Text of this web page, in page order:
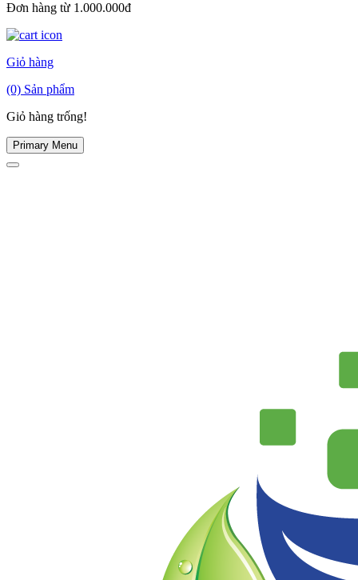
Đơn hàng từ 1.000.000đ
Giỏ hàng
(0) Sản phẩm
Giỏ hàng trống!
Primary Menu